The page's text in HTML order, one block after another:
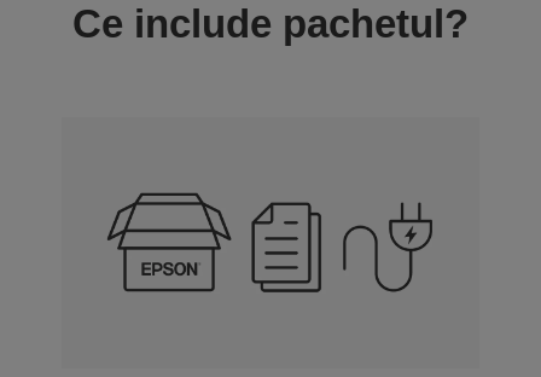
Ce include pachetul?